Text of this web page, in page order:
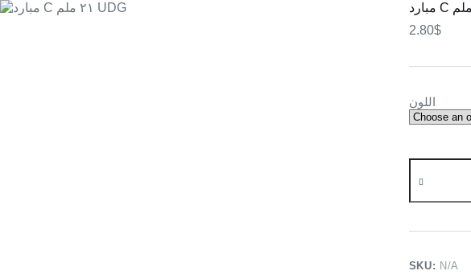
2.80$
اللون
مبارد
ملم
quantity
SKU: N/A